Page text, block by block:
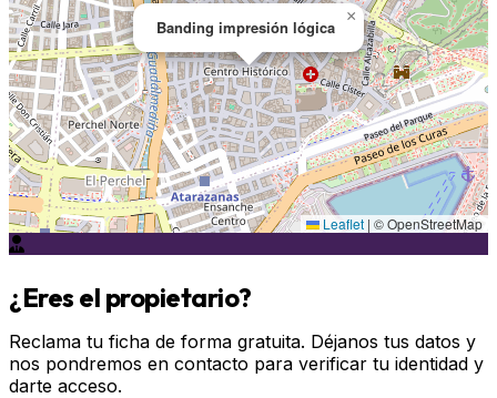
Banding impresión lógica
×
Leaflet | © OpenStreetMap
¿Eres el propietario?
Reclama tu ficha de forma gratuita. Déjanos tus datos y
nos pondremos en contacto para verificar tu identidad y
darte acceso.